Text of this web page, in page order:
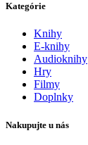
Kategórie
Knihy
E-knihy
Audioknihy
Hry
Filmy
Doplnky
Nakupujte u nás